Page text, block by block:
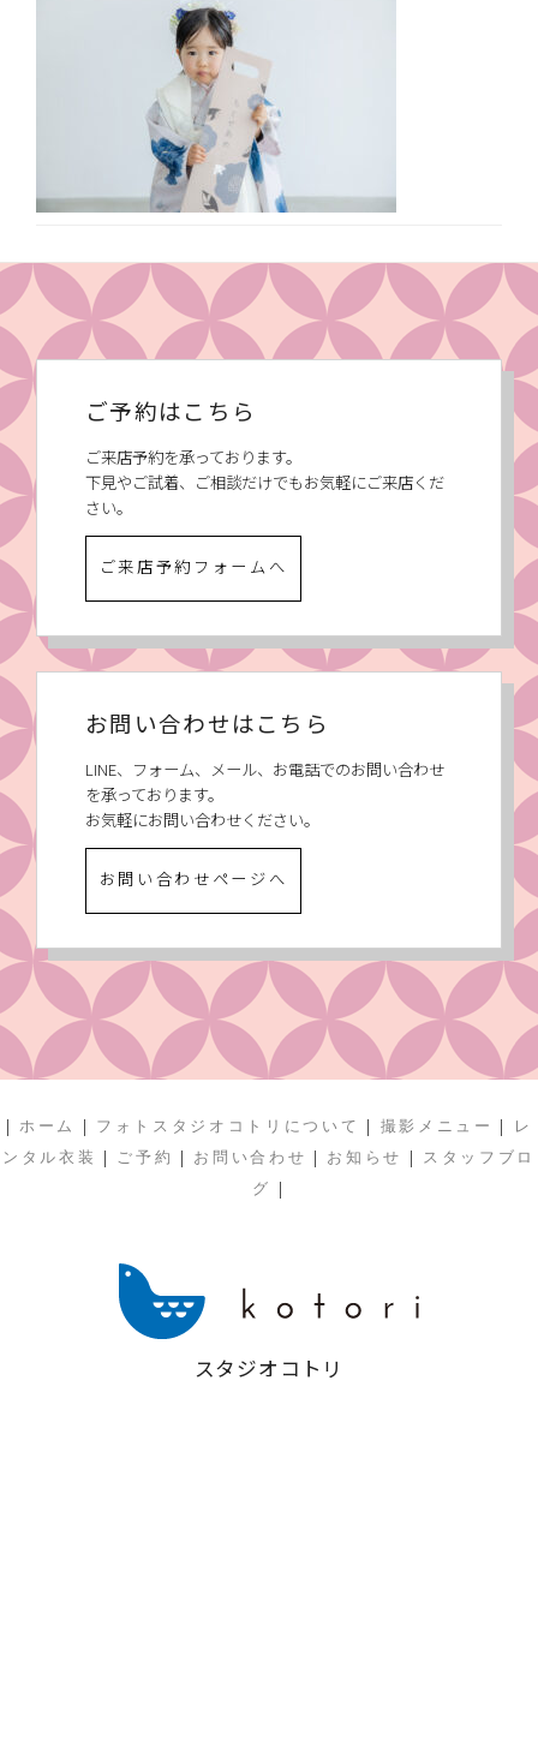
ご予約はこちら
ご来店予約を承っております。
下見やご試着、ご相談だけでもお気軽にご来店くだ
さい。
ご来店予約フォームへ
お問い合わせはこちら
LINE、フォーム、メール、お電話でのお問い合わせ
を承っております。
お気軽にお問い合わせください。
お問い合わせページへ
|ホーム | フォトスタジオコトリについて | 撮影メニュー |
レ
ンタル衣装
| ご予約 | お問い合わせ | お知らせ |
スタッフブロ
グ
|
スタジオコトリ